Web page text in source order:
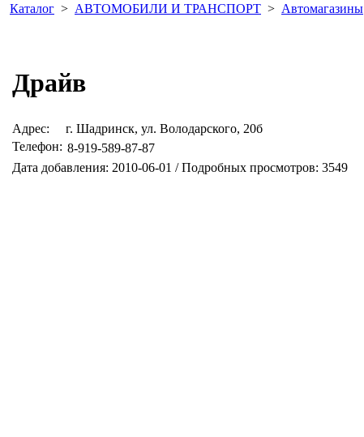
Каталог > АВТОМОБИЛИ И ТРАНСПОРТ > Автомагазины
Драйв
Адрес:
г. Шадринск, ул. Володарского, 20б
Телефон: 8-919-589-87-87
Дата добавления: 2010-06-01 / Подробных просмотров: 3549